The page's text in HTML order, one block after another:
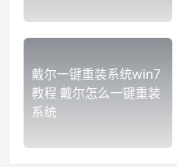
戴尔一键重装系统win7
教程 戴尔怎么一键重装
系统